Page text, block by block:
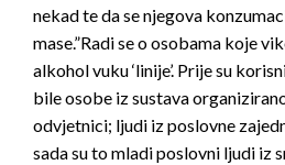
nekad te da se njegova
mase.”Radi se o osobama koje
alkohol vuku ‘linije’. Prije su
bile osobe iz sustava
odvjetnici; ljudi iz poslovne
sada su to mladi poslovni ljudi iz